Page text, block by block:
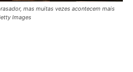
mas muitas vezes acontecem mais
Images